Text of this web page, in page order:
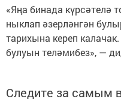
«Яңа бинада күрсәтелә
ныклап әзерләнгән
тарихына кереп
булуын теләмибез», —
Следите за самым